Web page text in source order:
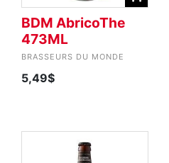
BDM AbricoThe
473ML
BRASSEURS DU MONDE
5,49$